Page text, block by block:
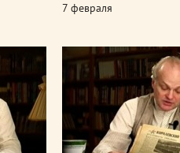
7 февраля